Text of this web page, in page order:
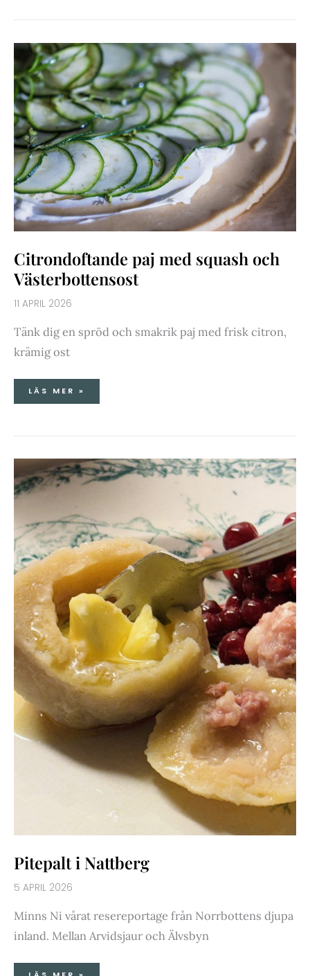
Citrondoftande paj med squash och
Västerbottensost
11 APRIL 2026
Tänk dig en spröd och smakrik paj med frisk citron,
krämig ost
CITRONDOFTANDE
PAJ
MED
SQUASH
OCH
VÄSTERBOTTENSOST
LÄS MER »
Pitepalt i Nattberg
5 APRIL 2026
Minns Ni vårat resereportage från Norrbottens djupa
inland. Mellan Arvidsjaur och Älvsbyn
PITEPALT
NATTBERG